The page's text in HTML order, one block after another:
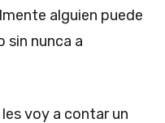
alguien puede
sin nunca a
voy a contar un